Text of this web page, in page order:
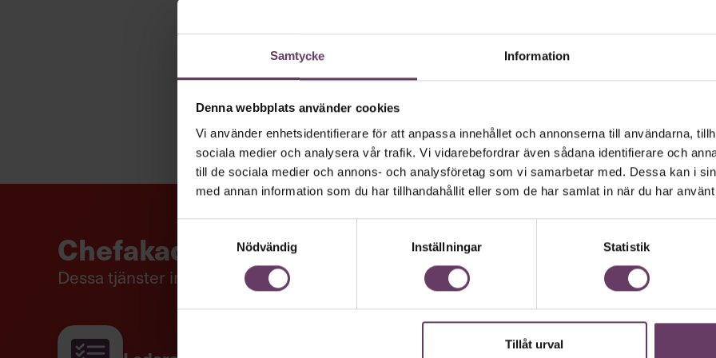
Samtycke Information
Denna webbplats använder cookies
Vi använder enhetsidentifierare för att anpassa innehållet och annonserna till användarna,
sociala medier och analysera vår trafik. Vi vidarebefordrar även sådana identifierare och
till de sociala medier och annons- och analysföretag som vi samarbetar med. Dessa kan i
med annan information som du har tillhandahållit eller som de har samlat in när du har
Nödvändig
Inställningar Statistik
Tillåt urval
sedan kör fast eller resultatet inte blir enligt förväntningarna förstår ingen vad som hänt. För att bygga
effektiva team behövs kunskaper om hur människor fungerar i grupp och vilka negativa krafter som
Om man lyckas med att använda självständiga team finns stora vinster att göra. Men
chefer som jobbar mycket med team måste ta teamutveckling på allvar. Det är viktigt att premiera
kritiskt tänkande framför kortsiktiga lösningar och att låta varje team ta fram sina riktlinjer för ett
samarbetsvänligt beteende. Det långsiktiga tänkandet gör det lättare att ha fokus på orsaker under
ytan som hämmar arbetet. Därför ska man se misstag som möjligheter till förbättring. Med ett
Hur många gånger tänker du på att resultatet som ditt team just har presterat kunde
ha varit ännu bättre? Kort sagt: lägger vi ned tillräckligt med energi för att verkligen
vässa teamet till att bli så kreativt och effektivt som det bara går?
Chefakademin+
Dessa tjänster ingår i vårt plusabonnemang.